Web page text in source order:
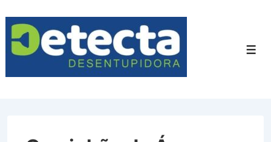
para
Conteúdo